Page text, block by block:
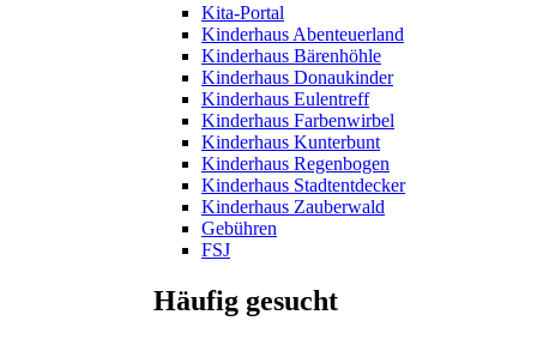
Kita-Portal
Kinderhaus Abenteuerland
Kinderhaus Bärenhöhle
Kinderhaus Donaukinder
Kinderhaus Eulentreff
Kinderhaus Farbenwirbel
Kinderhaus Kunterbunt
Kinderhaus Regenbogen
Kinderhaus Stadtentdecker
Kinderhaus Zauberwald
Gebühren
FSJ
Häufig gesucht